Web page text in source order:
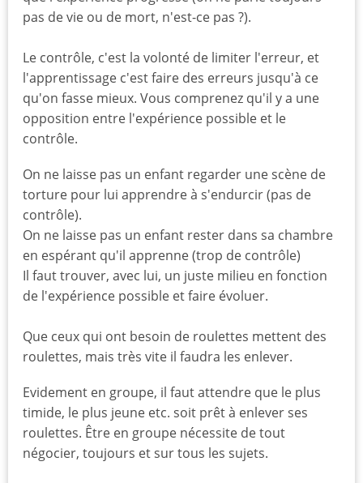
pas de vie ou de mort, n'est-ce pas ?).
Le contrôle, c'est la volonté de limiter l'erreur, et
l'apprentissage c'est faire des erreurs jusqu'à ce
qu'on fasse mieux. Vous comprenez qu'il y a une
opposition entre l'expérience possible et le
contrôle.
On ne laisse pas un enfant regarder une scène de
torture pour lui apprendre à s'endurcir (pas de
contrôle).
On ne laisse pas un enfant rester dans sa chambre
en espérant qu'il apprenne (trop de contrôle)
Il faut trouver, avec lui, un juste milieu en fonction
de l'expérience possible et faire évoluer.
Que ceux qui ont besoin de roulettes mettent des
roulettes, mais très vite il faudra les enlever.
Evidement en groupe, il faut attendre que le plus
timide, le plus jeune etc. soit prêt à enlever ses
roulettes. Être en groupe nécessite de tout
négocier, toujours et sur tous les sujets.